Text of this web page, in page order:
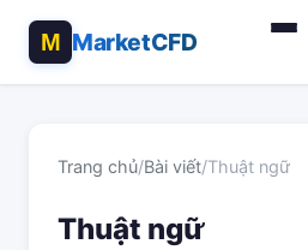
MarketCFD
Trang chủ/Bài viết/Thuật ngữ
Thuật ngữ